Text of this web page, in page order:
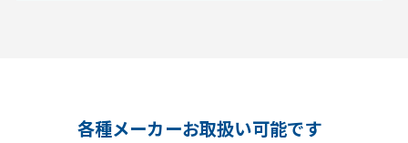
各種メーカーお取扱い可能です